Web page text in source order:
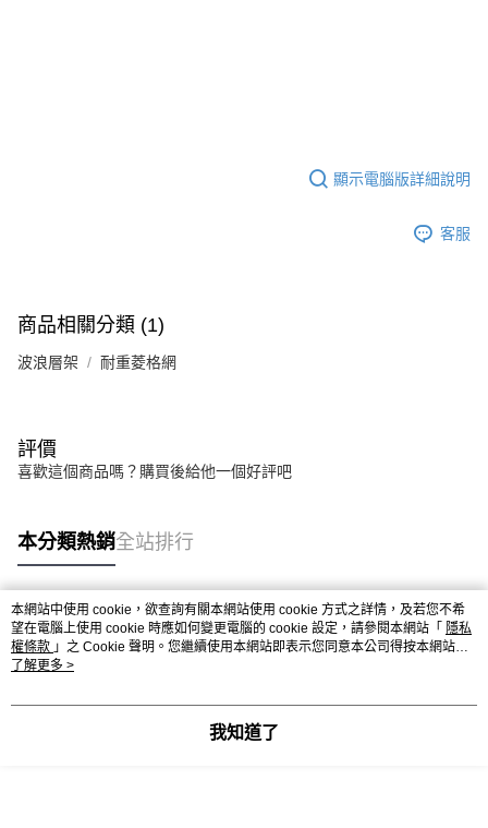
顯示電腦版詳細說明
客服
商品相關分類 (1)
波浪層架 耐重菱格網
評價
喜歡這個商品嗎？購買後給他一個好評吧
本分類熱銷全站排行
熱門標籤
本網站中使用 cookie，欲查詢有關本網站使用 cookie 方式之詳情，及若您不希
望在電腦上使用 cookie 時應如何變更電腦的 cookie 設定，請參閱本網站「 隱私
權條款 」之 Cookie 聲明。您繼續使用本網站即表示您同意本公司得按本網站使
用條款之 Cookie 聲明使用 cookie。
了解更多 >
我知道了